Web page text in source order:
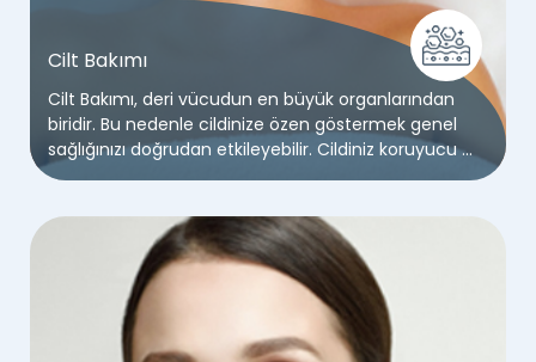
Cilt Bakımı
Cilt Bakımı, deri vücudun en büyük organlarından
biridir. Bu nedenle cildinize özen göstermek genel
sağlığınızı doğrudan etkileyebilir. Cildiniz koruyucu bir
kalkan görevi görür ve hassastır. Düşündüğünüzden